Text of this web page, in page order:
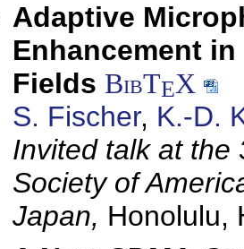
Adaptive
Enhancement
Fields BibTEX
S. Fischer, K.-D.
Invited talk at the
Society of
Japan, Honolulu,